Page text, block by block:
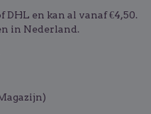
DHL en kan al vanaf €4,50.
in Nederland.